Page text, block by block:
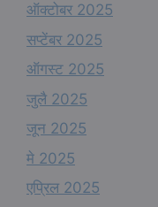
ऑक्टोबर 2025
सप्टेंबर 2025
ऑगस्ट 2025
जुलै 2025
जून 2025
मे 2025
एप्रिल 2025